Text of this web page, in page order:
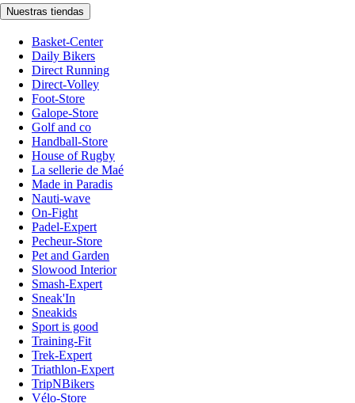
Nuestras tiendas
Basket-Center
Daily Bikers
Direct Running
Direct-Volley
Foot-Store
Galope-Store
Golf and co
Handball-Store
House of Rugby
La sellerie de Maé
Made in Paradis
Nauti-wave
On-Fight
Padel-Expert
Pecheur-Store
Pet and Garden
Slowood Interior
Smash-Expert
Sneak'In
Sneakids
Sport is good
Training-Fit
Trek-Expert
Triathlon-Expert
TripNBikers
Vélo-Store